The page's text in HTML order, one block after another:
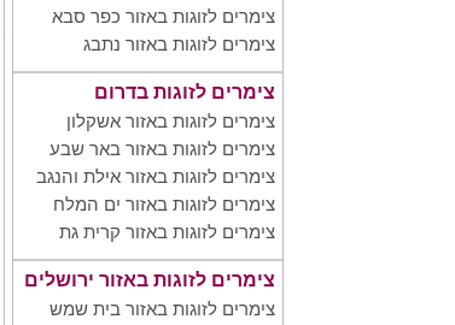
צימרים לזוגות באזור כפר סבא
צימרים לזוגות באזור נתבג
צימרים לזוגות בדרום
צימרים לזוגות באזור אשקלון
צימרים לזוגות באזור באר שבע
צימרים לזוגות באזור אילת והנגב
צימרים לזוגות באזור ים המלח
צימרים לזוגות באזור קרית גת
צימרים לזוגות באזור ירושלים
צימרים לזוגות באזור בית שמש